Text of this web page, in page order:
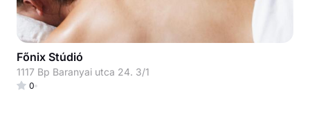
Főnix Stúdió
1117 Bp Baranyai utca 24. 3/1
0